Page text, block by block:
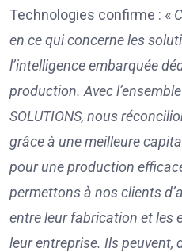
Technologies confirme : «
en ce qui concerne les
l’intelligence embarquée
production. Avec
SOLUTIONS, nous
grâce à une meilleure
pour une production
permettons à nos clients
entre leur fabrication et les
leur entreprise. Ils peuvent,